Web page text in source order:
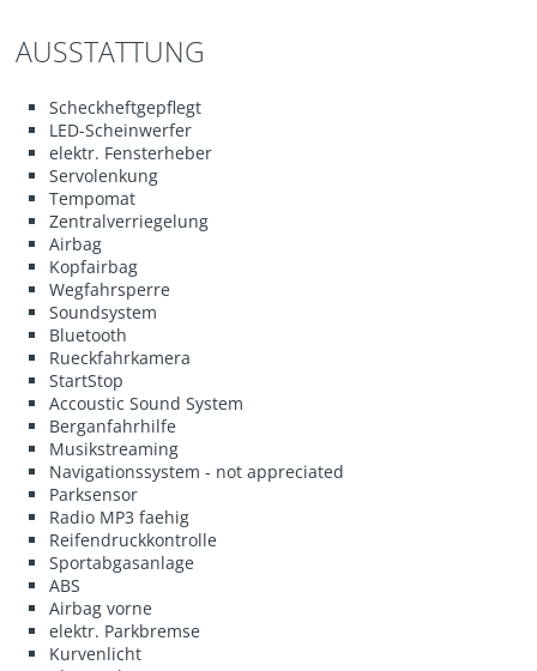
AUSSTATTUNG
Scheckheftgepflegt
LED-Scheinwerfer
elektr. Fensterheber
Servolenkung
Tempomat
Zentralverriegelung
Airbag
Kopfairbag
Wegfahrsperre
Soundsystem
Bluetooth
Rueckfahrkamera
StartStop
Accoustic Sound System
Berganfahrhilfe
Musikstreaming
Navigationssystem - not appreciated
Parksensor
Radio MP3 faehig
Reifendruckkontrolle
Sportabgasanlage
ABS
Airbag vorne
elektr. Parkbremse
Kurvenlicht